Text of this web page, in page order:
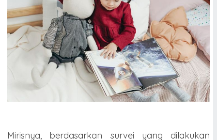
Mirisnya, berdasarkan survei yang dilakukan